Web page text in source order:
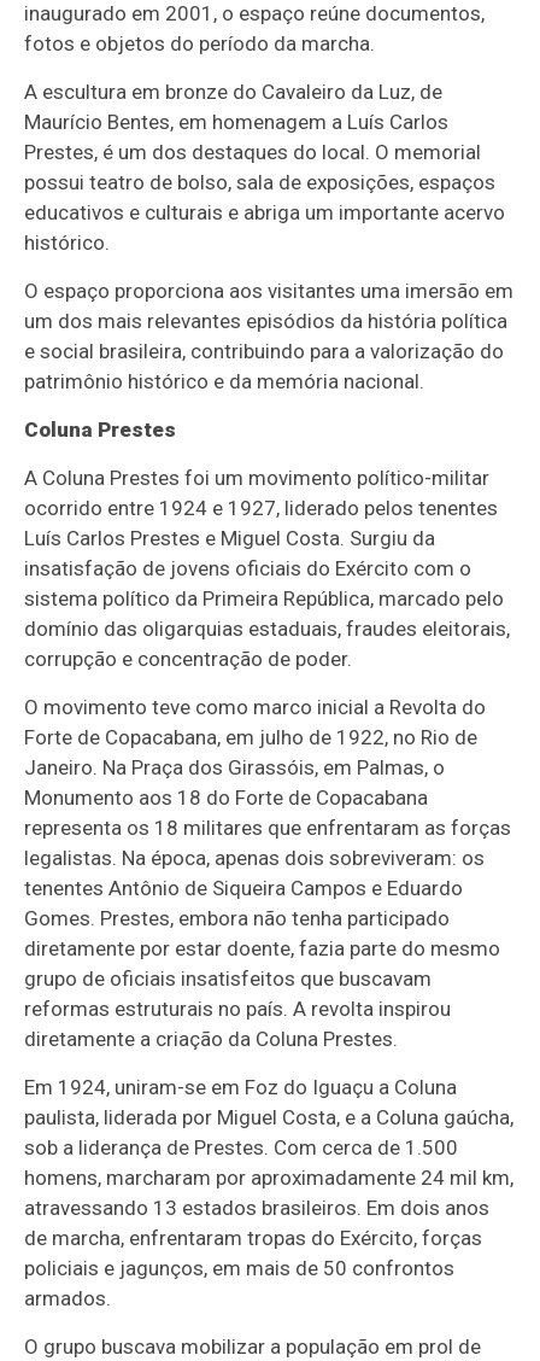
inaugurado em 2001, o espaço reúne documentos,
fotos e objetos do período da marcha.
A escultura em bronze do Cavaleiro da Luz, de
Maurício Bentes, em homenagem a Luís Carlos
Prestes, é um dos destaques do local. O memorial
possui teatro de bolso, sala de exposições, espaços
educativos e culturais e abriga um importante acervo
histórico.
O espaço proporciona aos visitantes uma imersão em
um dos mais relevantes episódios da história política
e social brasileira, contribuindo para a valorização do
patrimônio histórico e da memória nacional.
Coluna Prestes
A Coluna Prestes foi um movimento político-militar
ocorrido entre 1924 e 1927, liderado pelos tenentes
Luís Carlos Prestes e Miguel Costa. Surgiu da
insatisfação de jovens oficiais do Exército com o
sistema político da Primeira República, marcado pelo
domínio das oligarquias estaduais, fraudes eleitorais,
corrupção e concentração de poder.
O movimento teve como marco inicial a Revolta do
Forte de Copacabana, em julho de 1922, no Rio de
Janeiro. Na Praça dos Girassóis, em Palmas, o
Monumento aos 18 do Forte de Copacabana
representa os 18 militares que enfrentaram as forças
legalistas. Na época, apenas dois sobreviveram: os
tenentes Antônio de Siqueira Campos e Eduardo
Gomes. Prestes, embora não tenha participado
diretamente por estar doente, fazia parte do mesmo
grupo de oficiais insatisfeitos que buscavam
reformas estruturais no país. A revolta inspirou
diretamente a criação da Coluna Prestes.
Em 1924, uniram-se em Foz do Iguaçu a Coluna
paulista, liderada por Miguel Costa, e a Coluna gaúcha,
sob a liderança de Prestes. Com cerca de 1.500
homens, marcharam por aproximadamente 24 mil km,
atravessando 13 estados brasileiros. Em dois anos
de marcha, enfrentaram tropas do Exército, forças
policiais e jagunços, em mais de 50 confrontos
armados.
O grupo buscava mobilizar a população em prol de